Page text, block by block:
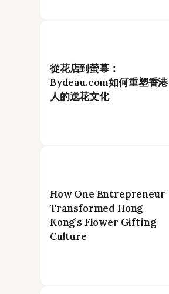
從花店到螢幕：
Bydeau.com如何重塑香港
人的送花文化
How One Entrepreneur
Transformed Hong
Kong’s Flower Gifting
Culture